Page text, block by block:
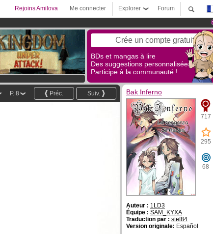
Forum
Explorer
Me connecter
Rejoins Amilova
Crée un compte gratuit
BDs et mangas à lire
Des suggestions personnalisées !
Participe à la communauté !
Suiv.
Préc.
P. 8 Bak Inferno
717
295
68
Auteur : 1LD3
Équipe : SAM_KYXA
Traduction par : stef84
Version originale: Español